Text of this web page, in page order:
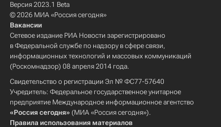
Версия 2023.1 Beta
© 2026 МИА «Россия сегодня»
Вакансии
Сетевое издание РИА Новости зарегистрировано
в Федеральной службе по надзору в сфере связи,
информационных технологий и массовых коммуникаций
(Роскомнадзор) 08 апреля 2014 года.
Свидетельство о регистрации Эл № ФС77-57640
Учредитель: Федеральное государственное унитарное
предприятие Международное информационное агентство
«Россия сегодня» (МИА «Россия сегодня»).
Правила использования материалов